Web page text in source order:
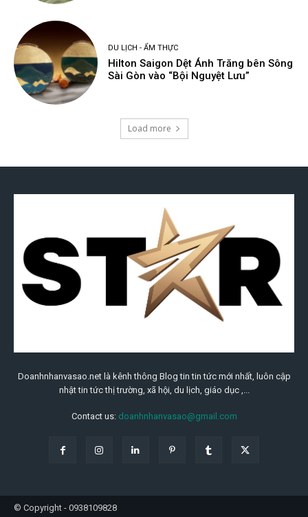
Doanhnhanvasao.net là kênh thông Blog tin tin tức mới nhất, luôn cập
nhật tin tức thị trường, xã hội, du lịch, giáo dục ,...
Contact us: doanhnhanvasao@gmail.com
© Copyright - 0938109828